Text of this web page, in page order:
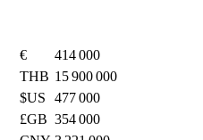
€
414 000
THB 15 900 000
$US
477 000
£GB 354 000